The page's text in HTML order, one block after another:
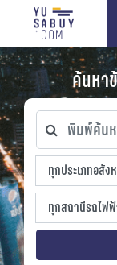
ค้นหา
พิมพ์ค้นหาจา
ทุกประเภทอสั
ทุกประเภทอสัง
sproperty
ทุกทำเลที่ตั้ง
ทุกสถานีรถไฟ
ทุกสถานีรถไฟ
strain-station
ทุกช่วงราคา